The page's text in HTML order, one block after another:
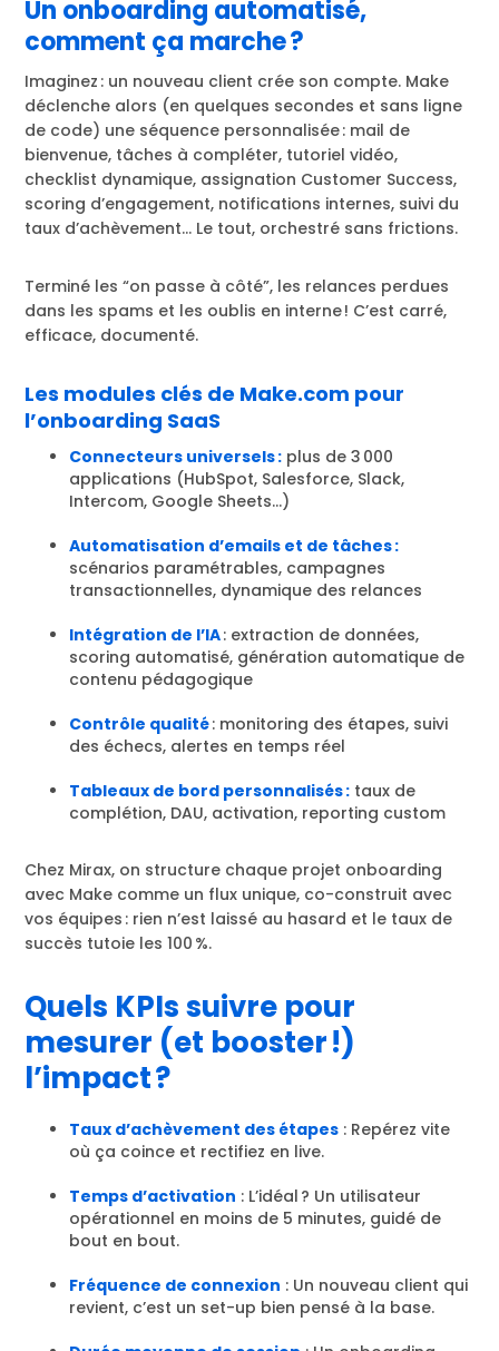
Un onboarding automatisé,
comment ça marche ?
Imaginez : un nouveau client crée son compte. Make
déclenche alors (en quelques secondes et sans ligne
de code) une séquence personnalisée : mail de
bienvenue, tâches à compléter, tutoriel vidéo,
checklist dynamique, assignation Customer Success,
scoring d’engagement, notifications internes, suivi du
taux d’achèvement… Le tout, orchestré sans frictions.
Terminé les “on passe à côté”, les relances perdues
dans les spams et les oublis en interne ! C’est carré,
efficace, documenté.
Les modules clés de Make.com pour
l’onboarding SaaS
Connecteurs universels : plus de 3 000
applications (HubSpot, Salesforce, Slack,
Intercom, Google Sheets…)
Automatisation d’emails et de tâches :
scénarios paramétrables, campagnes
transactionnelles, dynamique des relances
Intégration de l’IA: extraction de données,
scoring automatisé, génération automatique de
contenu pédagogique
Contrôle qualité: monitoring des étapes, suivi
des échecs, alertes en temps réel
Tableaux de bord personnalisés : taux de
complétion, DAU, activation, reporting custom
Chez Mirax, on structure chaque projet onboarding
avec Make comme un flux unique, co-construit avec
vos équipes : rien n’est laissé au hasard et le taux de
succès tutoie les 100 %.
Quels KPIs suivre pour
mesurer (et booster !)
l’impact ?
Taux d’achèvement des étapes : Repérez vite
où ça coince et rectifiez en live.
Temps d’activation : L’idéal ? Un utilisateur
opérationnel en moins de 5 minutes, guidé de
bout en bout.
Fréquence de connexion : Un nouveau client qui
revient, c’est un set-up bien pensé à la base.